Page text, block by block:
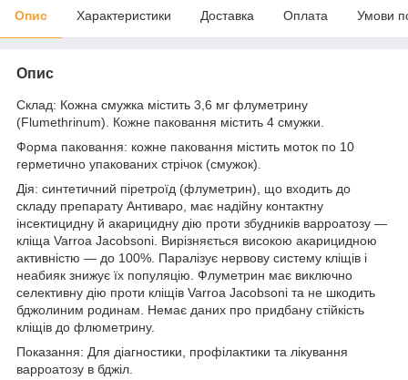
Опис Характеристики Доставка Оплата Умови
Опис
Склад: Кожна смужка містить 3,6 мг флуметрину
(Flumethrinum). Кожне паковання містить 4 смужки.
Форма паковання: кожне паковання містить моток по 10
герметично упакованих стрічок (смужок).
Дія: синтетичний піретроїд (флуметрин), що входить до
складу препарату Антиваро, має надійну контактну
інсектицидну й акарицидну дію проти збудників варроатозу —
кліща Varroa Jacobsoni. Вирізняється високою акарицидною
активністю — до 100%. Паралізує нервову систему кліщів і
неабияк знижує їх популяцію. Флуметрин має виключно
селективну дію проти кліщів Varroa Jacobsoni та не шкодить
бджолиним родинам. Немає даних про придбану стійкість
кліщів до флюметрину.
Показання: Для діагностики, профілактики та лікування
варроатозу в бджіл.